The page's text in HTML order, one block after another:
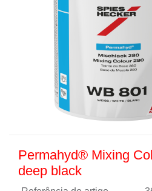
Permahyd® Mixing
deep black